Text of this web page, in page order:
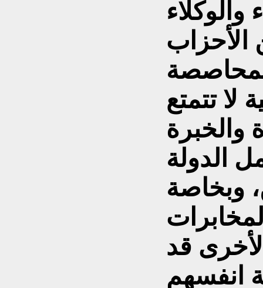
الأحزاب
لا تتمتع
والخبرة
وبخاصة
قد
انفسهم